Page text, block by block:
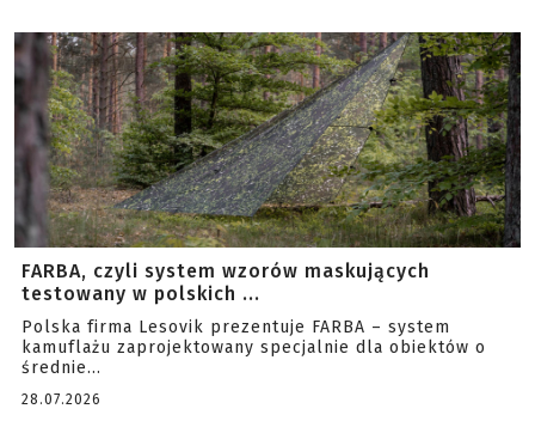
FARBA, czyli system wzorów maskujących
testowany w polskich ...
Polska firma Lesovik prezentuje FARBA – system
kamuflażu zaprojektowany specjalnie dla obiektów o
średnie...
28.07.2026